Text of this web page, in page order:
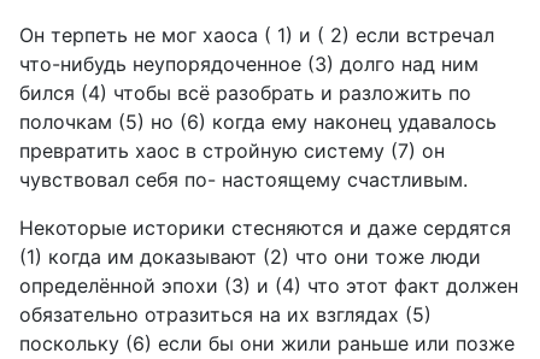
Он терпеть не мог хаоса ( 1) и ( 2) если встречал
что-нибудь неупорядоченное (3) долго над ним
бился (4) чтобы всё разобрать и разложить по
полочкам (5) но (6) когда ему наконец удавалось
превратить хаос в стройную систему (7) он
чувствовал себя по- настоящему счастливым.
Некоторые историки стесняются и даже сердятся
(1) когда им доказывают (2) что они тоже люди
определённой эпохи (3) и (4) что этот факт должен
обязательно отразиться на их взглядах (5)
поскольку (6) если бы они жили раньше или позже